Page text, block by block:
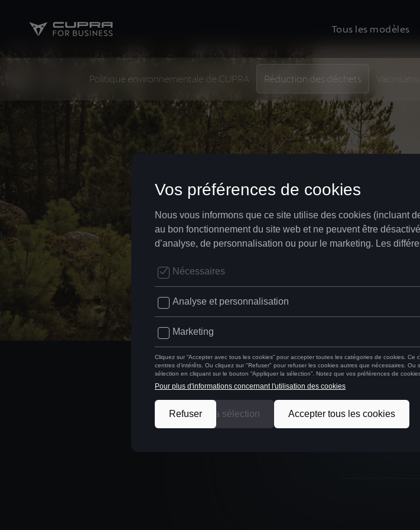
Tous les modèles
Politique environnementale de CUPRA Réduction des déchets Valorisation